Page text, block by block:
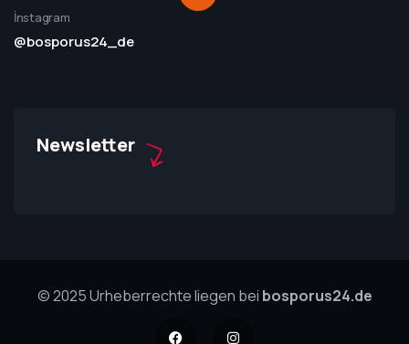
İnstagram
@bosporus24_de
Newsletter
© 2025 Urheberrechte liegen bei bosporus24.de